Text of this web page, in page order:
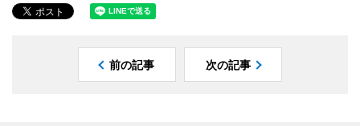
前の記事 次の記事